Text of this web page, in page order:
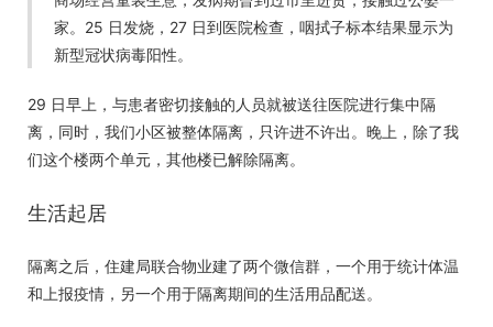
家。25 日发烧，27 日到医院检查，咽拭子标本结果显示为
新型冠状病毒阳性。
29 日早上，与患者密切接触的人员就被送往医院进行集中隔
离，同时，我们小区被整体隔离，只许进不许出。晚上，除了我
们这个楼两个单元，其他楼已解除隔离。
生活起居
隔离之后，住建局联合物业建了两个微信群，一个用于统计体温
和上报疫情，另一个用于隔离期间的生活用品配送。